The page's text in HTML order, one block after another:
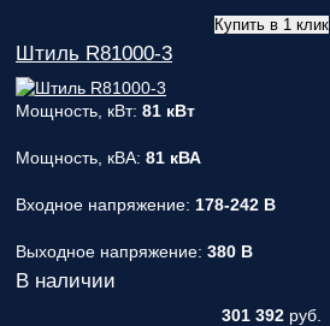
Купить в 1 клик
Штиль R81000-3
Мощность, кВт: 81 кВт
Мощность, кВА: 81 кВА
Входное напряжение: 178-242 В
Выходное напряжение: 380 В
В наличии
301 392 руб.